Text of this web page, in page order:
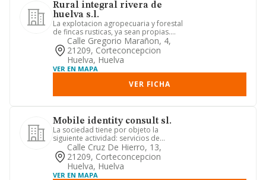
Rural integral rivera de
huelva s.l.
La explotacion agropecuaria y forestal
de fincas rusticas, ya sean propias.
arrendadas o en aparcer...
Calle Gregorio Marañon, 4,
21209, Corteconcepcion
Huelva, Huelva
VER EN MAPA
VER FICHA
Mobile identity consult sl.
La sociedad tiene por objeto la
siguiente actividad: servicios de
consultoría a empresas en materia...
Calle Cruz De Hierro, 13,
21209, Corteconcepcion
Huelva, Huelva
VER EN MAPA